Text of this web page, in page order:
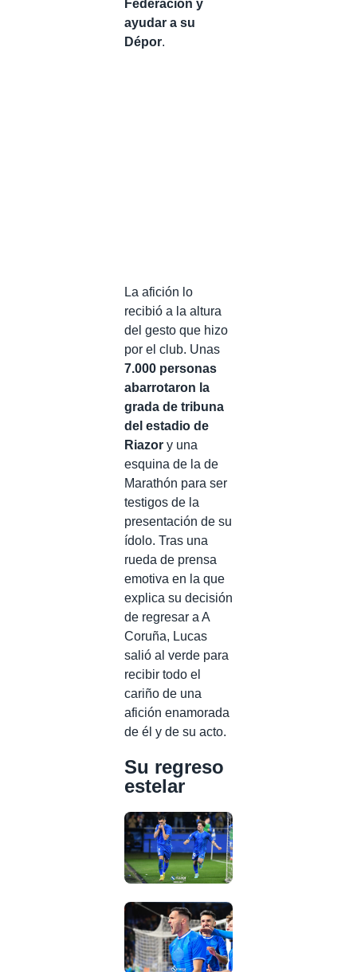
Federación y
ayudar a su
Dépor.
La afición lo
recibió a la altura
del gesto que hizo
por el club. Unas
7.000 personas
abarrotaron la
grada de tribuna
del estadio de
Riazor y una
esquina de la de
Marathón para ser
testigos de la
presentación de su
ídolo. Tras una
rueda de prensa
emotiva en la que
explica su decisión
de regresar a A
Coruña, Lucas
salió al verde para
recibir todo el
cariño de una
afición enamorada
de él y de su acto.
Su regreso
estelar